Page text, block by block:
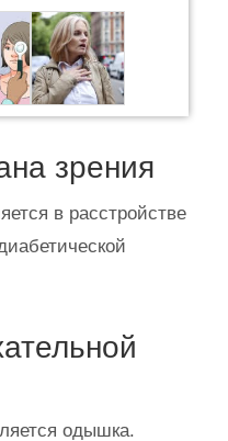
зрения
в расстройстве
одышка.